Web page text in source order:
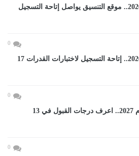
تنسيق الجامعات 2026.. موقع التنسيق يواصل إتاحة التسجيل
0
تنسيق الجامعات 2026.. إتاحة التسجيل لاختبارات القدرات 17
0
تنسيق الثانوى العام 2027.. اعرف درجات القبول في 13
0